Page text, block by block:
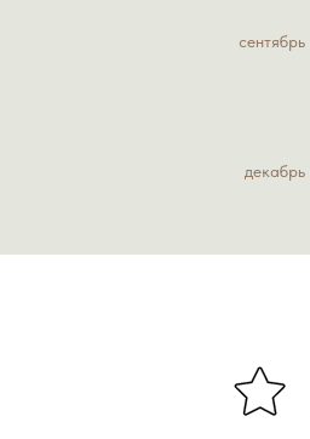
сентябрь
декабрь